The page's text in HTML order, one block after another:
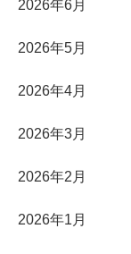
2026年6月
2026年5月
2026年4月
2026年3月
2026年2月
2026年1月